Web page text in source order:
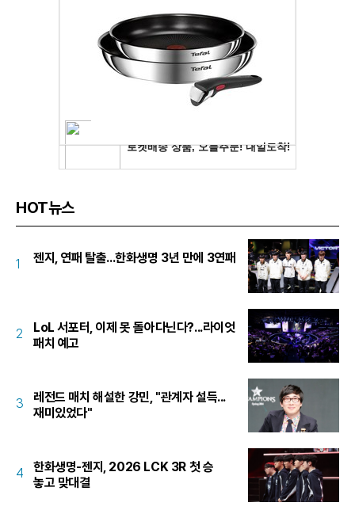
HOT뉴스
1 젠지, 연패 탈출...한화생명 3년 만에 3연패
2
LoL 서포터, 이제 못 돌아다닌다?...라이엇
패치 예고
3
레전드 매치 해설한 강민, "관계자 설득...
재미있었다"
4
한화생명-젠지, 2026 LCK 3R 첫 승
놓고 맞대결